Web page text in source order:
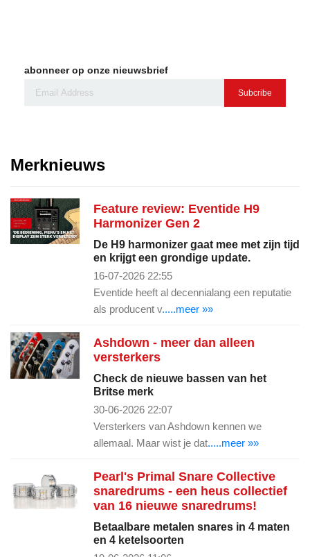
abonneer op onze nieuwsbrief
Subcribe
Merknieuws
Feature review: Eventide H9
Harmonizer Gen 2
De H9 harmonizer gaat mee met zijn tijd
en krijgt een grondige update.
16-07-2026 22:55
Eventide heeft al decennialang een reputatie
als producent v.....meer »»
Ashdown - meer dan alleen
versterkers
Check de nieuwe bassen van het
Britse merk
30-06-2026 22:07
Versterkers van Ashdown kennen we
allemaal. Maar wist je dat.....meer »»
Pearl's Primal Snare Collective
snaredrums - een heus collectief
van 16 nieuwe snaredrums!
Betaalbare metalen snares in 4 maten
en 4 ketelsoorten